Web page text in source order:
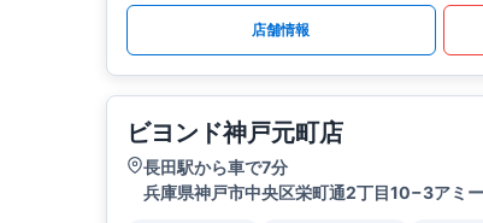
店舗情報
ビヨンド神戸元町店
長田駅から車で7分
兵庫県神戸市中央区栄町通2丁目10−3アミ